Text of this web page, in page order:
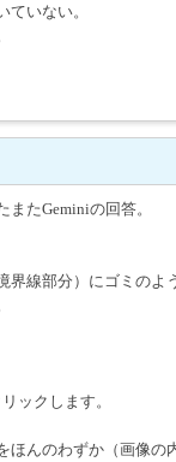
ていない。
たGeminiの回答。
界線部分）にゴミのよ
ックします。
ほんのわずか（画像の